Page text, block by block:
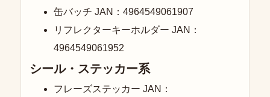
缶バッチ JAN：4964549061907
リフレクターキーホルダー JAN：
4964549061952
シール・ステッカー系
フレーズステッカー JAN：